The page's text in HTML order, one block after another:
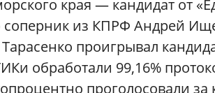
края — кандидат от
соперник из КПРФ Андрей
проигрывал
обработали 99,16%
проголосовали за